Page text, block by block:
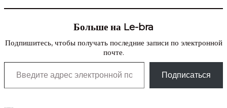
Больше на Le-bra
Подпишитесь, чтобы получать последние записи по электронной
почте.
Введите адрес электронной почты…
Подписаться